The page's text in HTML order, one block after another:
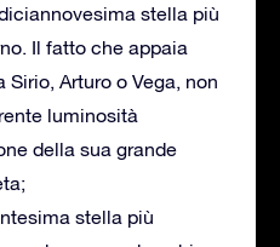
stella più
Il fatto che appaia
Arturo o Vega, non
luminosità
della sua grande
stella più